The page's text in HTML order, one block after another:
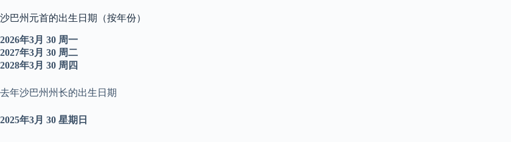
沙巴州元首的出生日期（按年份）
2026年3月 30 周一
2027年3月 30 周二
2028年3月 30 周四
去年沙巴州州长的出生日期
2025年3月 30 星期日